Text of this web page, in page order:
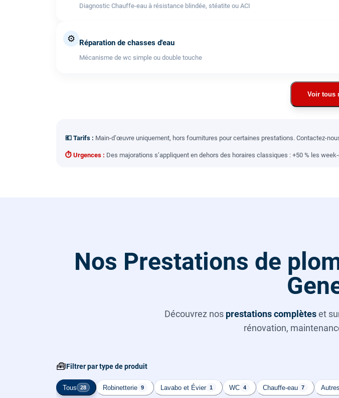
Diagnostic Chauffe-eau à résistance blindée, stéatite ou ACI
⚙️ Réparation de chasses d'eau
Mécanisme de wc simple ou double touche
Voir tous
💶 Tarifs : Main-d’œuvre uniquement, hors fournitures pour certaines prestations. Contactez-
⏱ Urgences : Des majorations s’appliquent en dehors des horaires classiques : +50 % les
Nos Prestations de
Découvrez nos prestations complèteset
rénovation,
🧰Filtrer par type de produit
Tous 28 Robinetterie 9 Lavabo et Évier 1 WC 4 Chauffe-eau 7 Autres